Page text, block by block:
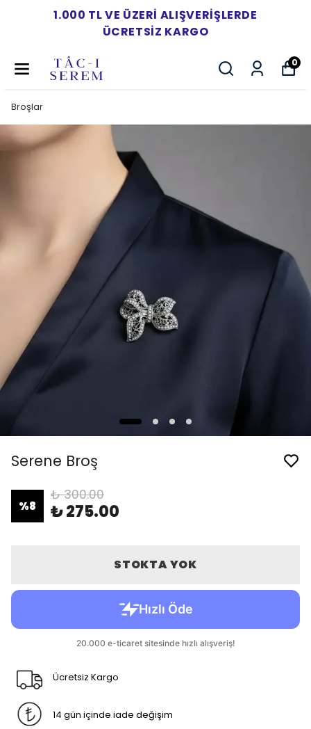
1.000 TL VE ÜZERI ALIŞVERIŞLERDE
ÜCRETSIZ KARGO
0
Broşlar
Serene Broş
%8
₺ 300.00
₺ 275.00
STOKTA YOK
Ücretsiz Kargo
14 gün içinde iade değişim